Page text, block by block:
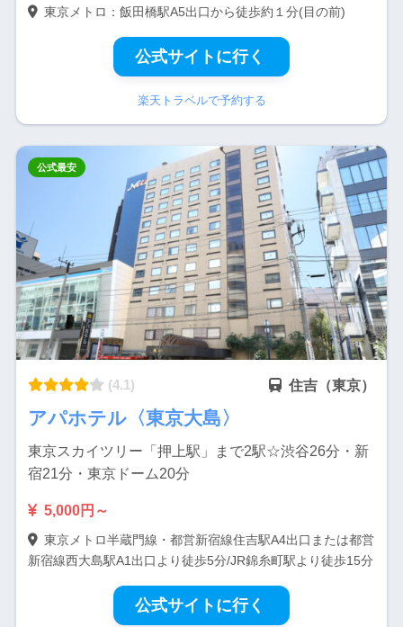
東京メトロ：飯田橋駅A5出口から徒歩約１分(目の前)
公式サイトに行く
楽天トラベルで予約する
(4.1) 住吉（東京）
アパホテル〈東京大島〉
東京スカイツリー「押上駅」まで2駅☆渋谷26分・新
宿21分・東京ドーム20分
5,000円～
東京メトロ半蔵門線・都営新宿線住吉駅A4出口または都営
新宿線西大島駅A1出口より徒歩5分/JR錦糸町駅より徒歩15分
公式サイトに行く
公式最安